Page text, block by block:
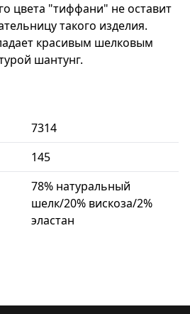
цвета "тиффани" не оставит
такого изделия.
красивым шелковым
шантунг.
7314
145
78% натуральный
шелк/20% вискоза/2%
эластан